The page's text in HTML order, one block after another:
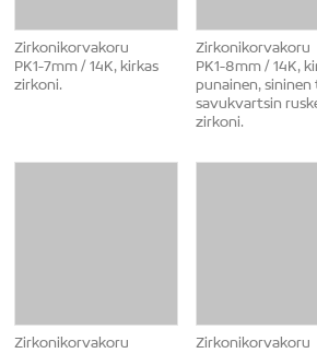
Zirkonikorvakoru
PK1-7mm / 14K, kirkas
zirkoni.
Zirkonikorvakoru
PK1-8mm / 14K,
punainen, sininen
savukvartsin
zirkoni.
Zirkonikorvakoru
Zirkonikorvakoru